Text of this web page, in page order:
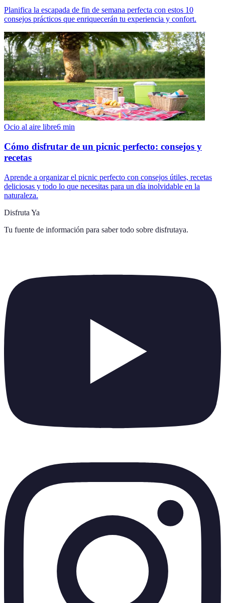
Planifica la escapada de fin de semana perfecta con estos 10
consejos prácticos que enriquecerán tu experiencia y confort.
Ocio al aire libre6 min
Cómo disfrutar de un picnic perfecto: consejos y
recetas
Aprende a organizar el picnic perfecto con consejos útiles, recetas
deliciosas y todo lo que necesitas para un día inolvidable en la
naturaleza.
Disfruta Ya
Tu fuente de información para saber todo sobre disfrutaya.